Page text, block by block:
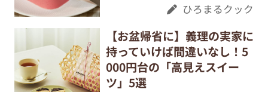
ひろまるクック
【お盆帰省に】義理の実家に
持っていけば間違いなし！5
000円台の「高見えスイー
ツ」5選